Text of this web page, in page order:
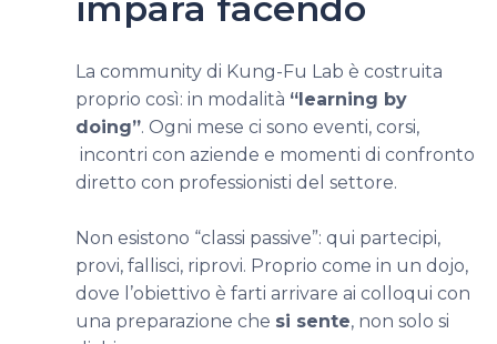
La community di Kung-Fu Lab è costruita
proprio così: in modalità “learning by
doing”. Ogni mese ci sono eventi, corsi,
incontri con aziende e momenti di confronto
diretto con professionisti del settore.
Non esistono “classi passive”: qui partecipi,
provi, fallisci, riprovi. Proprio come in un dojo,
dove l’obiettivo è farti arrivare ai colloqui con
una preparazione che si sente, non solo si